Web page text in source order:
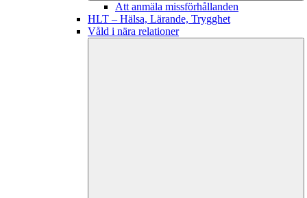
Att anmäla missförhållanden
HLT – Hälsa, Lärande, Trygghet
Våld i nära relationer